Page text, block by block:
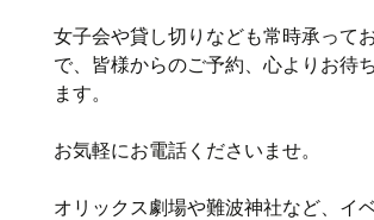
女子会や貸し切りなども常時承って
で、皆様からのご予約、心よりお待
ます。
お気軽にお電話くださいませ。
オリックス劇場や難波神社など、イ